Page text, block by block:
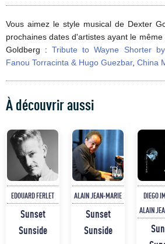
Vous aimez le style musical de Dexter
prochaines dates d'artistes ayant le
Goldberg :Tribute to Wayne Shorter
Fanou Torracinta & Hugo Guezbar, China
À découvrir aussi
EDOUARD FERLET
Sunset
Sunside
ALAIN JEAN-MARIE
Sunset
Sunside
DIEGO
ALAIN